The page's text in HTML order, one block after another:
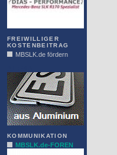
FREIWILLIGER
KOSTENBEITRAG
MBSLK.de fördern
KOMMUNIKATION
MBSLK.de-FOREN